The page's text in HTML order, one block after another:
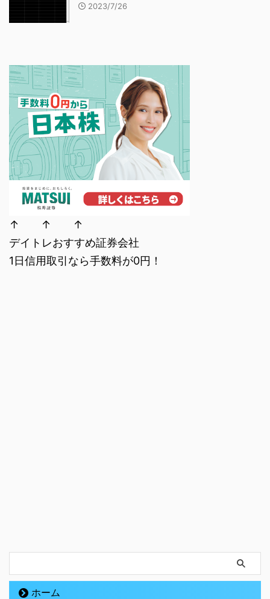
2023/7/26
↑ ↑ ↑
デイトレおすすめ証券会社
1日信用取引なら手数料が0円！
ホーム